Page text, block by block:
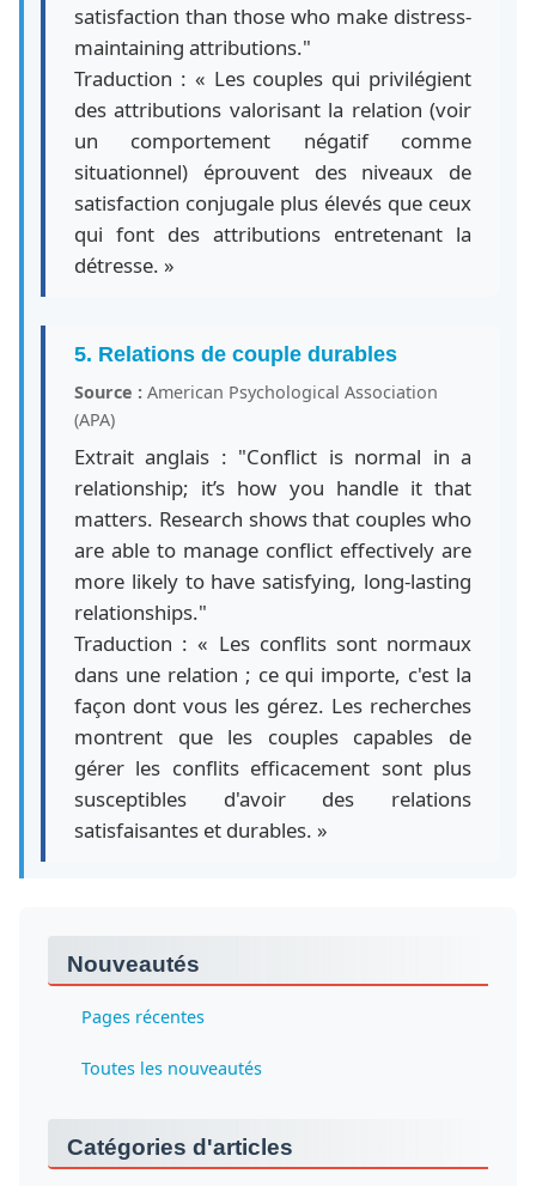
satisfaction than those who make distress-
maintaining attributions."
Traduction : « Les couples qui privilégient
des attributions valorisant la relation (voir
un comportement négatif comme
situationnel) éprouvent des niveaux de
satisfaction conjugale plus élevés que ceux
qui font des attributions entretenant la
détresse. »
5. Relations de couple durables
Source : American Psychological Association
(APA)
Extrait anglais : "Conflict is normal in a
relationship; it’s how you handle it that
matters. Research shows that couples who
are able to manage conflict effectively are
more likely to have satisfying, long-lasting
relationships."
Traduction : « Les conflits sont normaux
dans une relation ; ce qui importe, c'est la
façon dont vous les gérez. Les recherches
montrent que les couples capables de
gérer les conflits efficacement sont plus
susceptibles d'avoir des relations
satisfaisantes et durables. »
Nouveautés
Pages récentes
Toutes les nouveautés
Catégories d'articles